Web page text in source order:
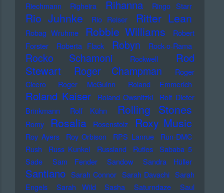
Riechmann Righeira Rihanna Ringo Starr
Rio Juhnke Rio Reiser Ritter Lean
Robag Wruhme Robbie Williams
Robert
Forster
Roberta Flack Robyn Rock-o-Rama
Rocko Schamoni Rockwell
Rod
Stewart
Roger Champman
Roger
Cicero
Roger McGuinn Roland Emmerich
Roland Kaiser Roland Owsnitzki
Rolf Dieter
Brinkmann
Rolf Kühn Rolling Stones
Romy Rosalia Rosenstolz Roxy Music
Roy Ayers Roy Orbison RPS Lanrue
Run-DMC
Rush
Russ Kunkel Russland Rutles
Sababa 5
Sade
Sam Fender Sandow Sandra Hüller
Santiano Sarah Connor Sarah Davachi Sarah
Engels
Sarah Wild Sasha Saturndaze
Saul